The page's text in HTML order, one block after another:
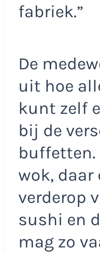
fabriek.”
De
uit hoe
kunt zelf
bij de
buffetten.
wok, daar
verderop
sushi en
mag zo